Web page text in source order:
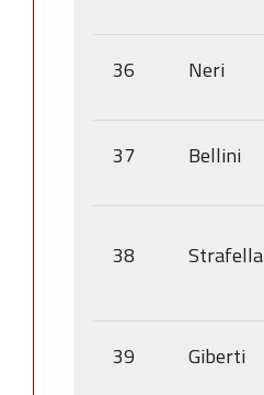
36 Neri
37 Bellini
38 Strafella
39 Giberti